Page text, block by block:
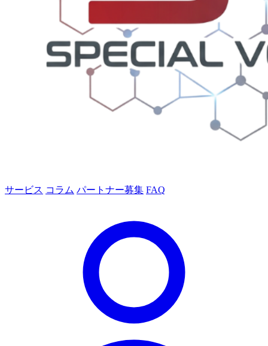
サービス コラム パートナー募集 FAQ